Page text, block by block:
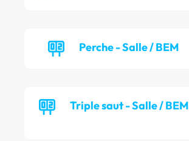
Perche - Salle / BEM
Triple saut - Salle / BEM